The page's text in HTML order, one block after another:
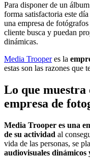
Para disponer de un
forma satisfactoria este
una empresa de
cliente busca y puedan
dinámicas.
Media Trooperes la
estas son las razones que
Lo que muestra
empresa de
Media Trooper es una
de su actividad al
vida de las personas, se
audiovisuales dinámicos